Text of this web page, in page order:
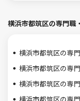
横浜市都筑区の専門職
横浜市都筑区の専
横浜市都筑区の専
横浜市都筑区の専
横浜市都筑区の専